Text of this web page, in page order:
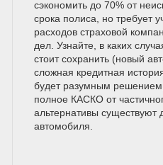
сэкономить до 70% от
срока полиса, но требует
расходов страховой
дел. Узнайте, в каких
стоит сохранить (новый
сложная кредитная
будет разумным решением,
полное КАСКО от
альтернативы существуют
автомобиля.